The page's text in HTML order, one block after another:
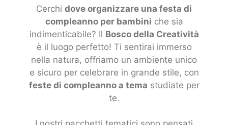
Cerchi dove organizzare una festa di
compleanno per bambini che sia
indimenticabile? Il Bosco della Creatività
è il luogo perfetto! Ti sentirai immerso
nella natura, offriamo un ambiente unico
e sicuro per celebrare in grande stile, con
feste di compleanno a tema studiate per
te.